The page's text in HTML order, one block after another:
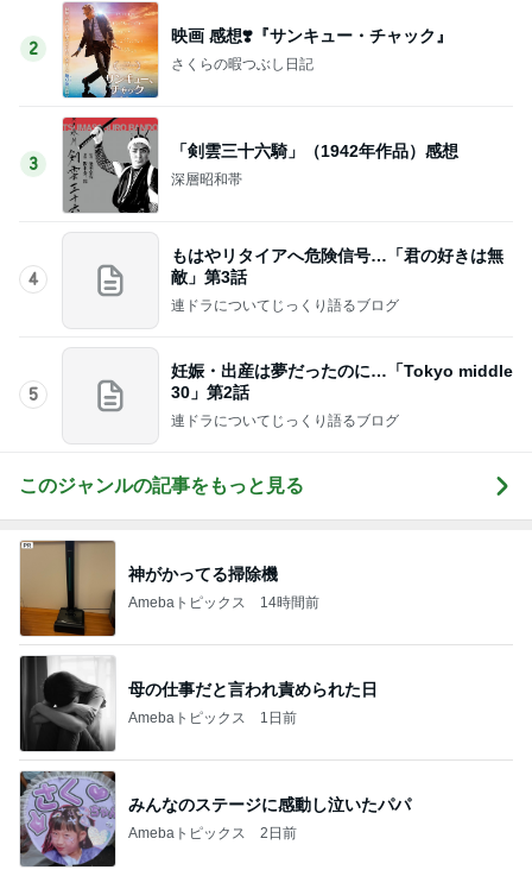
2
映画 感想❣️『サンキュー・チャック』
さくらの暇つぶし日記
3
「剣雲三十六騎」（1942年作品）感想
深層昭和帯
4
もはやリタイアへ危険信号…「君の好きは無
敵」第3話
連ドラについてじっくり語るブログ
5
妊娠・出産は夢だったのに…「Tokyo middle
30」第2話
連ドラについてじっくり語るブログ
このジャンルの記事をもっと見る
神がかってる掃除機
Amebaトピックス 14時間前
母の仕事だと言われ責められた日
Amebaトピックス 1日前
みんなのステージに感動し泣いたパパ
Amebaトピックス 2日前